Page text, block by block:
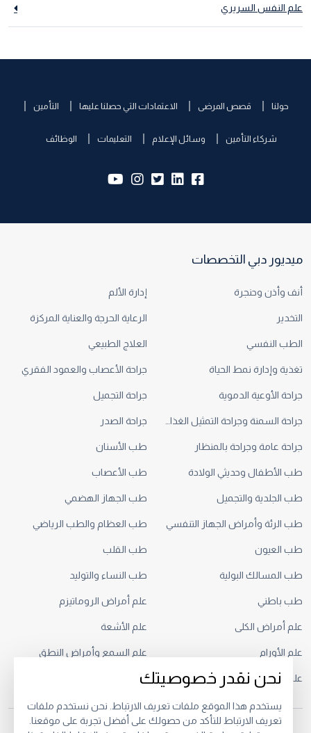
علم النفس السريري
حولنا قصص المرضى الاعتمادات التي حصلنا عليها التأمين
شركاء التأمين وسائل الإعلام التعليمات الوظائف
fb:
lk:
tw:
insta:
yb:
ميديور دبي التخصصات
أنف وأذن وحنجرة إدارة الألم
التخدير الرعاية الحرجة والعناية المركزة
الطب النفسي العلاج الطبيعي
تغذية وإدارة نمط الحياة جراحة الأعصاب والعمود الفقري
جراحة الأوعية الدموية جراحة التجميل
جراحة السمنة وجراحة التمثيل الغذائي جراحة الصدر
جراحة عامة وجراحة بالمنظار طب الأسنان
طب الأطفال وحديثي الولادة طب الأعصاب
طب الجلدية والتجميل طب الجهاز الهضمي
طب الرئة وأمراض الجهاز التنفسي طب العظام والطب الرياضي
طب العيون طب القلب
طب المسالك البولية طب النساء والتوليد
طب باطني علم أمراض الروماتيزم
علم أمراض الكلى علم الأشعة
علم الأورام علم السمع وأمراض النطق
علم النفس السريري
نحن نقدر خصوصيتك
يستخدم هذا الموقع ملفات تعريف الارتباط. نحن نستخدم ملفات
تعريف الارتباط للتأكد من حصولك على أفضل تجربة على موقعنا.